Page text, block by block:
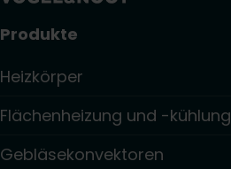
Produkte
Heizkörper
Flächenheizung und -kühlung
Gebläsekonvektoren